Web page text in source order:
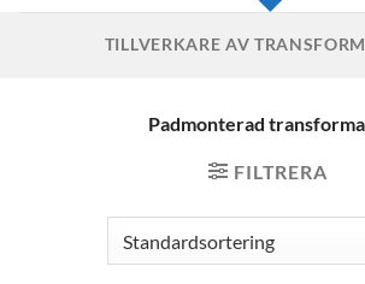
TILLVERKARE AV
Padmonterad
FILTRERA